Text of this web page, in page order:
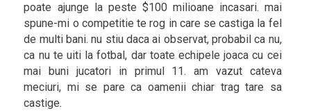
poate ajunge la peste $100 milioane incasari. mai
spune-mi o competitie te rog in care se castiga la fel
de multi bani. nu stiu daca ai observat, probabil ca nu,
ca nu te uiti la fotbal, dar toate echipele joaca cu cei
mai buni jucatori in primul 11. am vazut cateva
meciuri, mi se pare ca oamenii chiar trag tare sa
castige.